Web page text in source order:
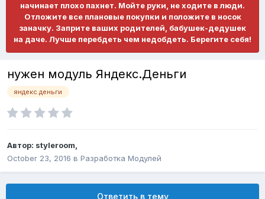
начинает плохо пахнет. Мойте руки, не ходите в люди.
Отложите все плановые покупки и положите в носок
заначку. Заприте ваших родителей, бабушек-дедушек
на даче. Лучше перебдеть чем недобдеть. Берегите себя!
нужен модуль Яндекс.Деньги
яндекс.деньги
Автор: styleroom,
October 23, 2016 в Разработка Модулей
Ответить в тему